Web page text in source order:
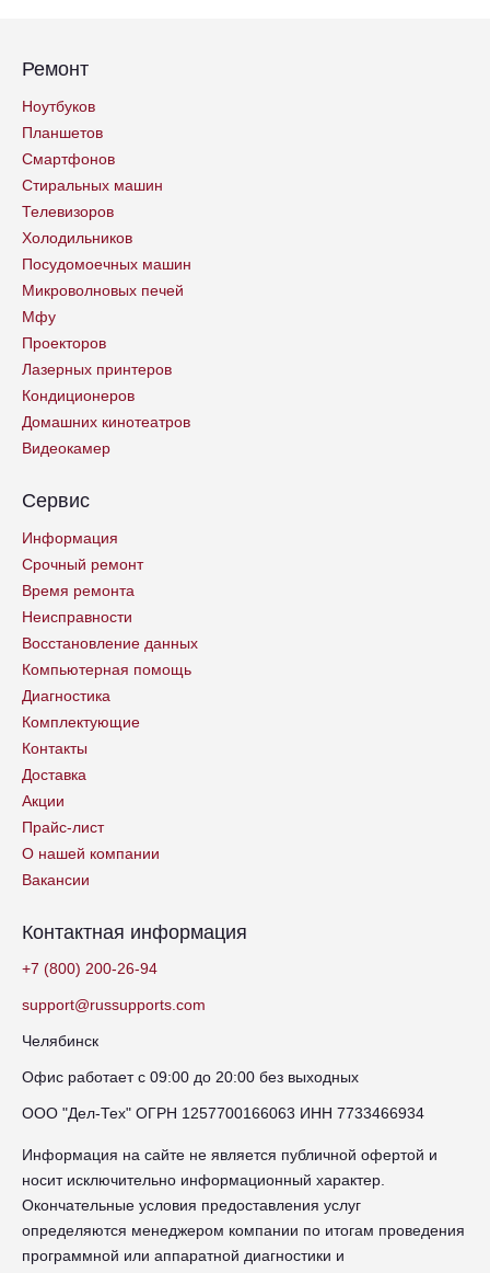
Ремонт
Ноутбуков
Планшетов
Смартфонов
Стиральных машин
Телевизоров
Холодильников
Посудомоечных машин
Микроволновых печей
Мфу
Проекторов
Лазерных принтеров
Кондиционеров
Домашних кинотеатров
Видеокамер
Сервис
Информация
Срочный ремонт
Время ремонта
Неисправности
Восстановление данных
Компьютерная помощь
Диагностика
Комплектующие
Контакты
Доставка
Акции
Прайс-лист
О нашей компании
Вакансии
Контактная информация
+7 (800) 200-26-94
support@russupports.com
Челябинск
Офис работает с 09:00 до 20:00 без выходных
ООО "Дел-Тех" ОГРН 1257700166063 ИНН 7733466934
Информация на сайте не является публичной офертой и
носит исключительно информационный характер.
Окончательные условия предоставления услуг
определяются менеджером компании по итогам проведения
программной или аппаратной диагностики и